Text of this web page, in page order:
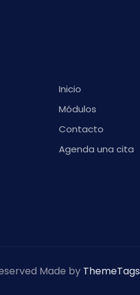
Inicio
Módulos
Contacto
Agenda una cita
Made by ThemeTags